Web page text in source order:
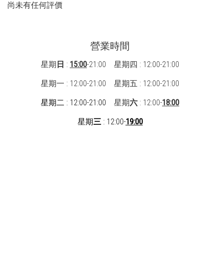
尚未有任何評價
營業時間
星期 日 : 15:00-21:00 星期四 : 12:00-21:00
星期一 : 12:00-21:00 星期五 : 12:00-21:00
星期二 : 12:00-21:00 星期六 : 12:00-18:00
星期三: 12:00-19:00